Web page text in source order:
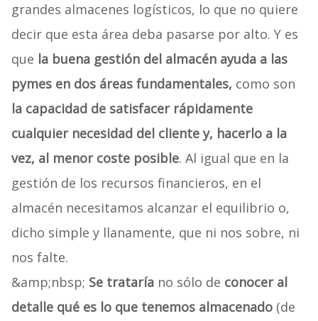
grandes almacenes logísticos, lo que no quiere
decir que esta área deba pasarse por alto. Y es
que la buena gestión del almacén ayuda a las
pymes en dos áreas fundamentales, como son
la capacidad de satisfacer rápidamente
cualquier necesidad del cliente y, hacerlo a la
vez, al menor coste posible. Al igual que en la
gestión de los recursos financieros, en el
almacén necesitamos alcanzar el equilibrio o,
dicho simple y llanamente, que ni nos sobre, ni
nos falte.
&amp;nbsp; Se trataríano sólo de conocer al
detalle qué es lo que tenemos almacenado(de